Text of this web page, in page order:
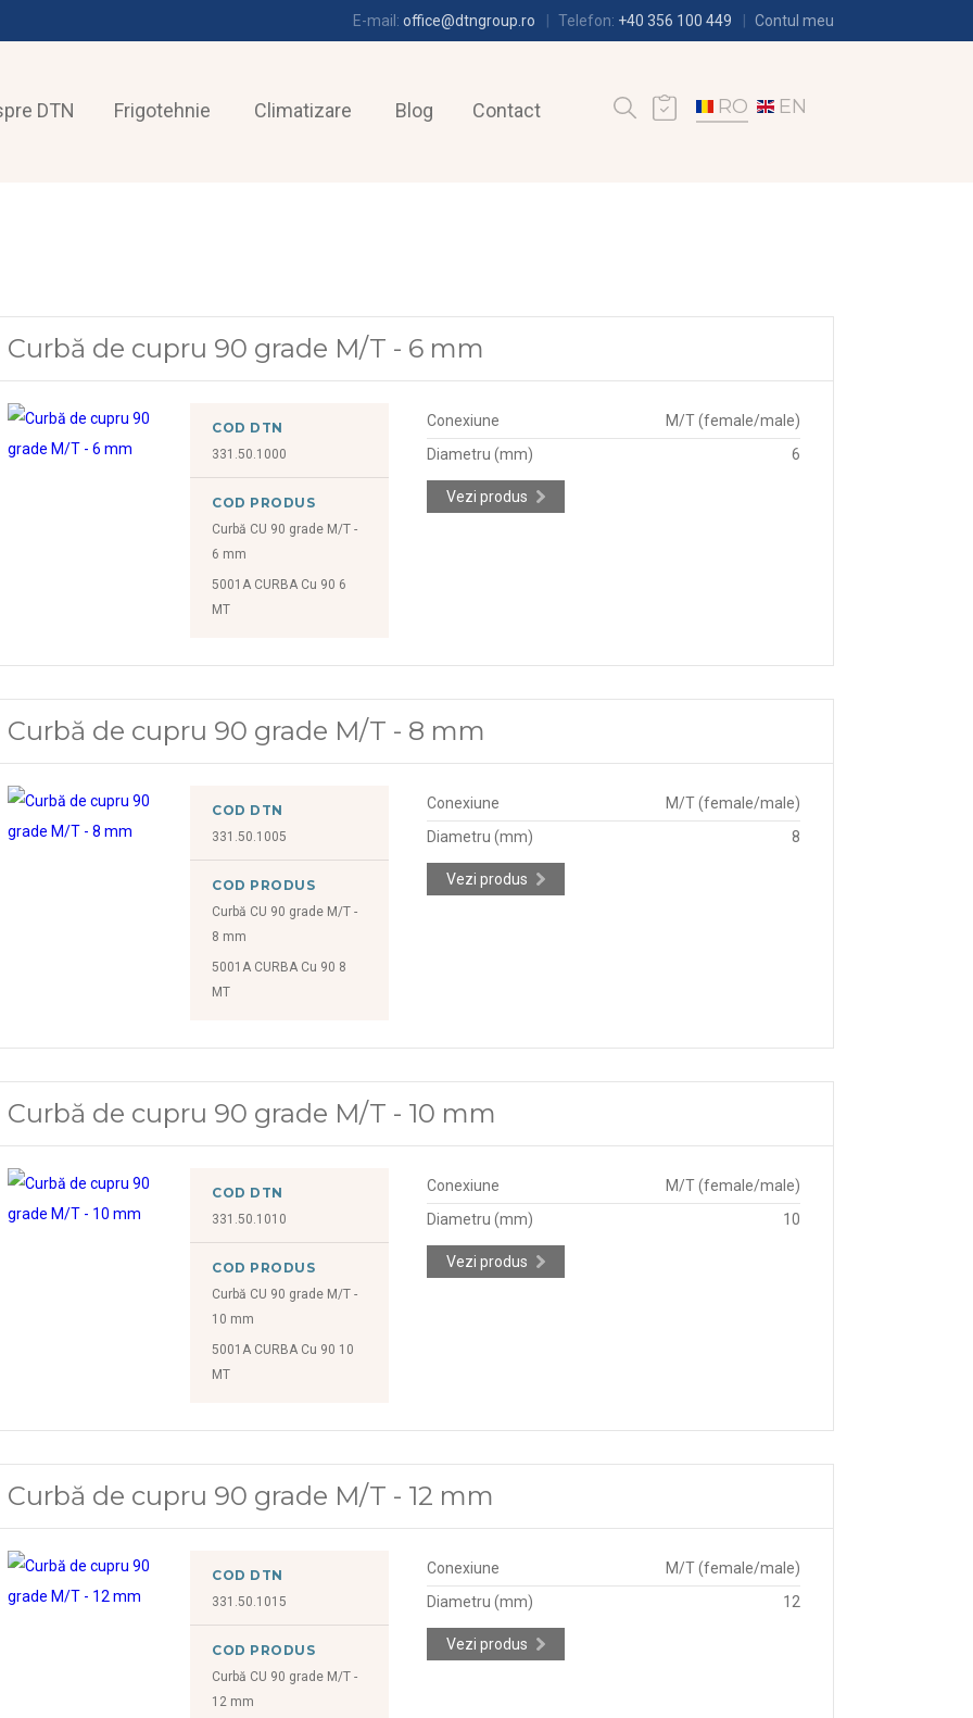
E-mail: office@dtngroup.ro Telefon: +40 356 100 449 Contul meu
DTN Frigotehnie Climatizare Blog Contact RO EN
Curbă de cupru 90 grade M/T - 6 mm
COD DTN
331.50.1000
COD PRODUS
Curbă CU 90 grade M/T -
6 mm
5001A CURBA Cu 90 6
MT
Conexiune
M/T (female/male)
Diametru (mm)
6
Vezi produs
Curbă de cupru 90 grade M/T - 8 mm
COD DTN
331.50.1005
COD PRODUS
Curbă CU 90 grade M/T -
8 mm
5001A CURBA Cu 90 8
MT
Conexiune
M/T (female/male)
Diametru (mm)
8
Vezi produs
Curbă de cupru 90 grade M/T - 10 mm
COD DTN
331.50.1010
COD PRODUS
Curbă CU 90 grade M/T -
10 mm
5001A CURBA Cu 90 10
MT
Conexiune
M/T (female/male)
Diametru (mm)
10
Vezi produs
Curbă de cupru 90 grade M/T - 12 mm
COD DTN
331.50.1015
COD PRODUS
Curbă CU 90 grade M/T -
12 mm
Conexiune
M/T (female/male)
Diametru (mm)
12
Vezi produs